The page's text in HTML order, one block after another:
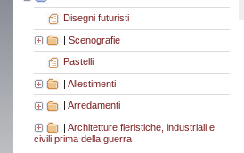
Disegni futuristi
| Scenografie
Pastelli
| Allestimenti
Arredamenti
| Architetture fieristiche, industriali e
civili prima della guerra